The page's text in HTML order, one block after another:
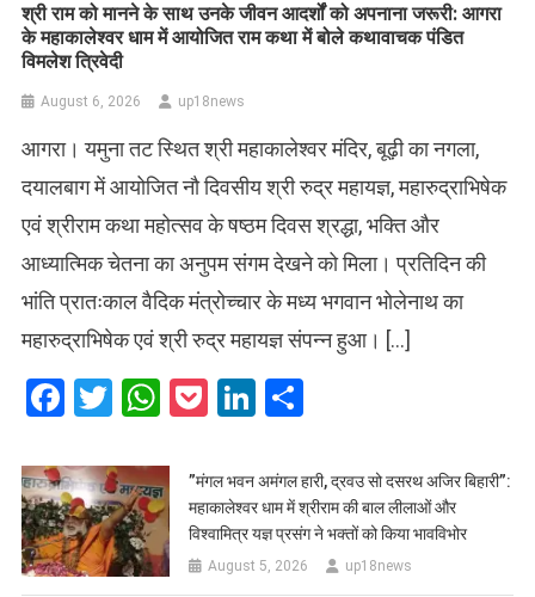
​श्री राम को मानने के साथ उनके जीवन आदर्शों को अपनाना जरूरी: आगरा
के महाकालेश्वर धाम में आयोजित राम कथा में बोले कथावाचक पंडित
विमलेश त्रिवेदी
August 6, 2026 up18news
आगरा। यमुना तट स्थित श्री महाकालेश्वर मंदिर, बूढ़ी का नगला,
दयालबाग में आयोजित नौ दिवसीय श्री रुद्र महायज्ञ, महारुद्राभिषेक
एवं श्रीराम कथा महोत्सव के षष्ठम दिवस श्रद्धा, भक्ति और
आध्यात्मिक चेतना का अनुपम संगम देखने को मिला। प्रतिदिन की
भांति प्रातःकाल वैदिक मंत्रोच्चार के मध्य भगवान भोलेनाथ का
महारुद्राभिषेक एवं श्री रुद्र महायज्ञ संपन्न हुआ। […]
Facebook
Twitter
WhatsApp
PocketLinkedIn
​”मंगल भवन अमंगल हारी, द्रवउ सो दसरथ अजिर बिहारी”:
महाकालेश्वर धाम में श्रीराम की बाल लीलाओं और
विश्वामित्र यज्ञ प्रसंग ने भक्तों को किया भावविभोर
August 5, 2026 up18news